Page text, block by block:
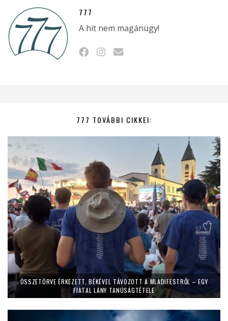
777
A hit nem magánügy!
777 TOVÁBBI CIKKEI:
ÖSSZETÖRVE ÉRKEZETT, BÉKÉVEL TÁVOZOTT A MLADIFESTRŐL – EGY
FIATAL LÁNY TANÚSÁGTÉTELE